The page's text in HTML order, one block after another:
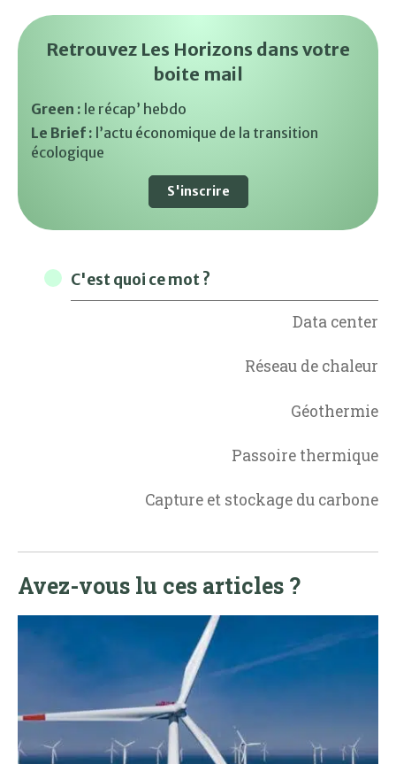
Retrouvez Les Horizons dans votre
boite mail
Green : le récap’ hebdo
Le Brief : l’actu économique de la transition
écologique
S'inscrire
C'est quoi ce mot ?
Data center
Réseau de chaleur
Géothermie
Passoire thermique
Capture et stockage du carbone
Avez-vous lu ces articles ?